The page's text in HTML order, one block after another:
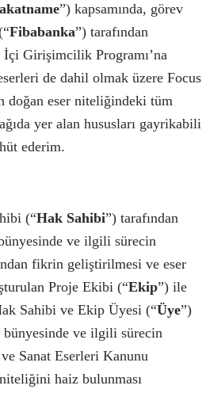
”) kapsamında, görev
Fibabanka”) tarafından
Girişimcilik Programı’na
de dahil olmak üzere Focus
eser niteliğindeki tüm
yer alan hususları gayrikabili
ederim.
(“Hak Sahibi”) tarafından
ve ilgili sürecin
fikrin geliştirilmesi ve eser
Proje Ekibi (“Ekip”) ile
Sahibi ve Ekip Üyesi (“Üye”)
bünyesinde ve ilgili sürecin
Sanat Eserleri Kanunu
haiz bulunması